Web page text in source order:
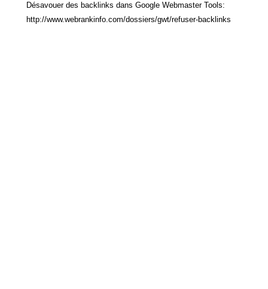
Désavouer des backlinks dans Google Webmaster Tools:
http://www.webrankinfo.com/dossiers/gwt/refuser-backlinks